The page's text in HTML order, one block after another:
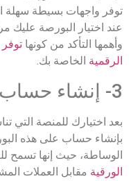
توفر واجهات بسيطة سهلة
عند اختيار البورصة عليك
وأهمها التأكد من كونها
الرقمية الخاصة بك.
3- إنشاء حساب في البورصة
بعد اختيارك للمنصة التي
بإنشاء حساب على هذه
الوساطة، حيث إنها تسمح
الورقية مقابل العملات